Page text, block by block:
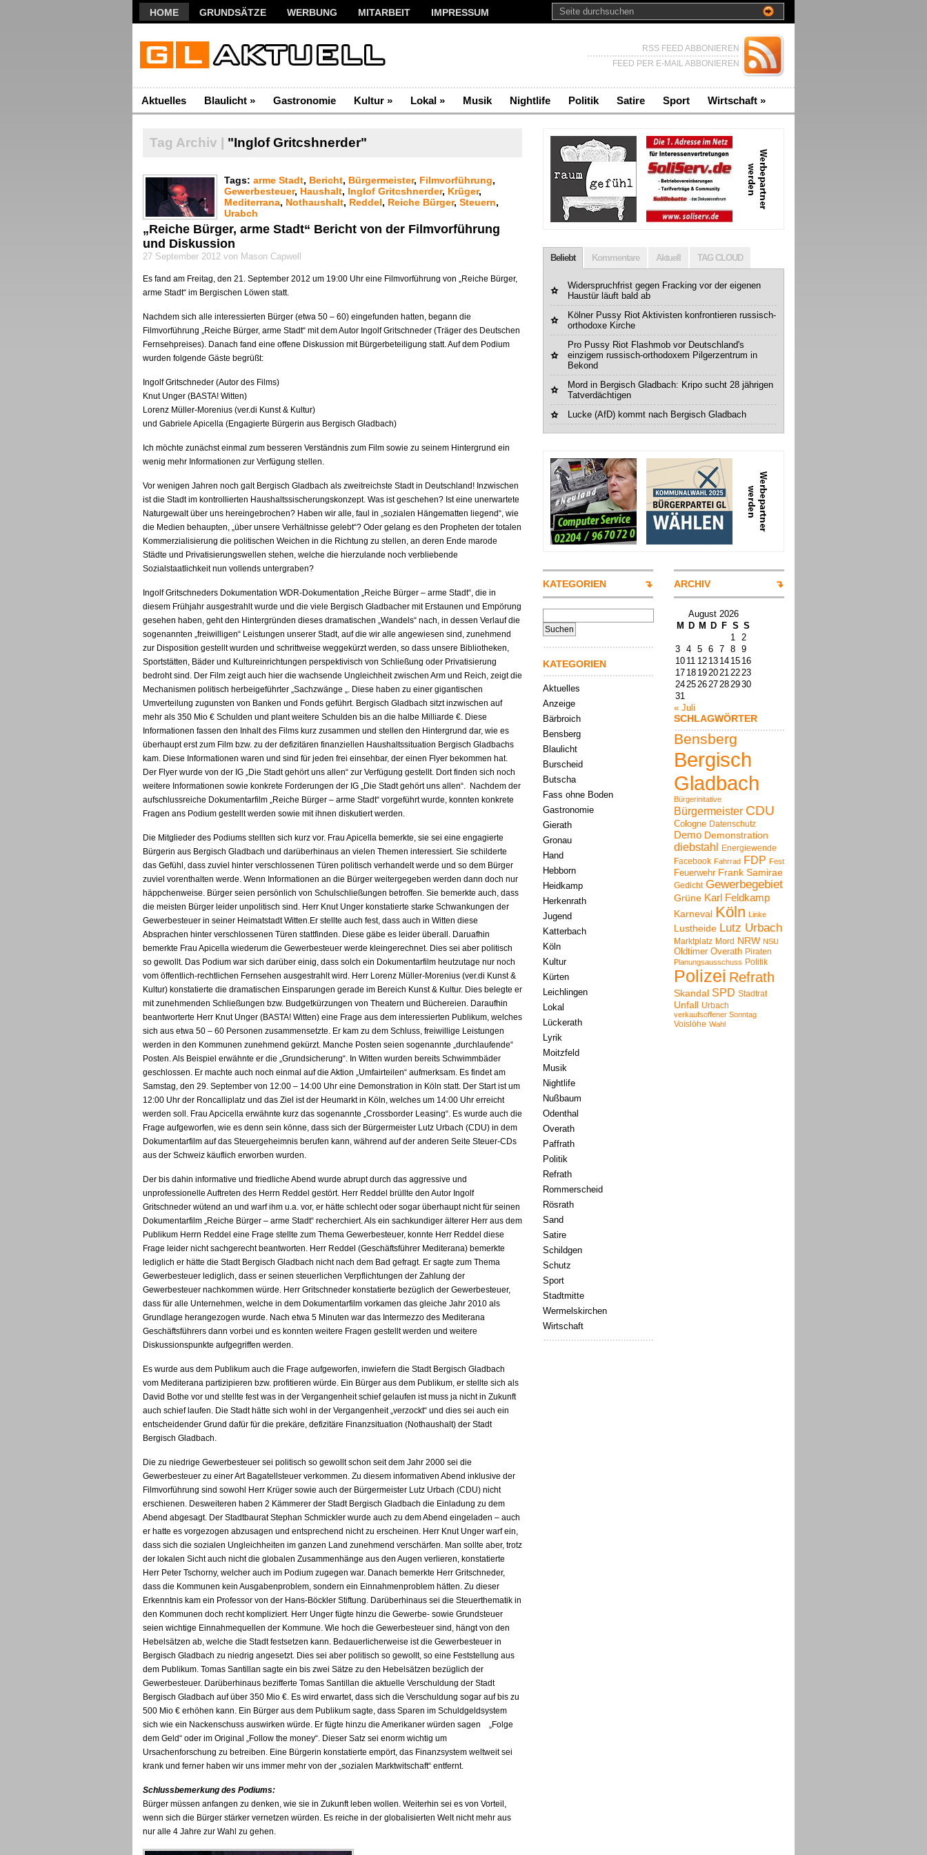
HOME GRUNDSÄTZE WERBUNG MITARBEIT IMPRESSUM
RSS FEED ABBONIEREN
FEED PER E-MAIL ABBONIEREN
Aktuelles Blaulicht » Gastronomie Kultur » Lokal » Musik Nightlife Politik Satire Sport Wirtschaft »
Tag Archiv | "Inglof Gritcshnerder"
Tags: arme Stadt, Bericht, Bürgermeister, Filmvorführung,
Gewerbesteuer, Haushalt, Inglof Gritcshnerder, Krüger,
Mediterrana, Nothaushalt, Reddel, Reiche Bürger, Steuern,
Urabch
„Reiche Bürger, arme Stadt“ Bericht von der Filmvorführung
und Diskussion
27 September 2012 von Mason Capwell
Es fand am Freitag, den 21. September 2012 um 19:00 Uhr eine Filmvorführung von „Reiche Bürger,
arme Stadt“ im Bergischen Löwen statt.
Nachdem sich alle interessierten Bürger (etwa 50 – 60) eingefunden hatten, begann die
Filmvorführung „Reiche Bürger, arme Stadt“ mit dem Autor Ingolf Gritschneder (Träger des Deutschen
Fernsehpreises). Danach fand eine offene Diskussion mit Bürgerbeteiligung statt. Auf dem Podium
wurden folgende Gäste begrüßt:
Ingolf Gritschneder (Autor des Films)
Knut Unger (BASTA! Witten)
Lorenz Müller-Morenius (ver.di Kunst & Kultur)
und Gabriele Apicella (Engagierte Bürgerin aus Bergisch Gladbach)
Ich möchte zunächst einmal zum besseren Verständnis zum Film sowie zu seinem Hintergrund ein
wenig mehr Informationen zur Verfügung stellen.
Vor wenigen Jahren noch galt Bergisch Gladbach als zweitreichste Stadt in Deutschland! Inzwischen
ist die Stadt im kontrollierten Haushaltssischerungskonzept. Was ist geschehen? Ist eine unerwartete
Naturgewalt über uns hereingebrochen? Haben wir alle, faul in „sozialen Hängematten liegend“, wie
die Medien behaupten, „über unsere Verhältnisse gelebt“? Oder gelang es den Propheten der totalen
Kommerzialisierung die politischen Weichen in die Richtung zu stellen, an deren Ende marode
Städte und Privatisierungswellen stehen, welche die hierzulande noch verbliebende
Sozialstaatlichkeit nun vollends untergraben?
Ingolf Gritschneders Dokumentation WDR-Dokumentation „Reiche Bürger – arme Stadt“, die in
diesem Frühjahr ausgestrahlt wurde und die viele Bergisch Gladbacher mit Erstaunen und Empörung
gesehen haben, geht den Hintergründen dieses dramatischen „Wandels“ nach, in dessen Verlauf die
sogenannten „freiwilligen“ Leistungen unserer Stadt, auf die wir alle angewiesen sind, zunehmend
zur Disposition gestellt wurden und schrittweise weggekürzt werden, so dass unsere Bibliotheken,
Sportstätten, Bäder und Kultureinrichtungen perspektivisch von Schließung oder Privatisierung
bedroht sind. Der Film zeigt auch hier die wachsende Ungleichheit zwischen Arm und Reich, zeigt die
Mechanismen politisch herbeigeführter „Sachzwänge „. Diese haben zu einer gigantischen
Umverteilung zugunsten von Banken und Fonds geführt. Bergisch Gladbach sitzt inzwischen auf
mehr als 350 Mio € Schulden und plant weitere Schulden bis an die halbe Milliarde €. Diese
Informationen fassen den Inhalt des Films kurz zusammen und stellen den Hintergrund dar, wie es
überhaupt erst zum Film bzw. zu der defizitären finanziellen Haushaltssituation Bergisch Gladbachs
kam. Diese Informationen waren und sind für jeden frei einsehbar, der einen Flyer bekommen hat.
Der Flyer wurde von der IG „Die Stadt gehört uns allen“ zur Verfügung gestellt. Dort finden sich noch
weitere Informationen sowie konkrete Forderungen der IG „Die Stadt gehört uns allen“. Nachdem der
aufschlussreiche Dokumentarfilm „Reiche Bürger – arme Stadt“ vorgeführt wurde, konnten konkrete
Fragen ans Podium gestellt werden sowie mit ihnen diskutiert werden.
Die Mitglieder des Podiums stellten sich kurz vor. Frau Apicella bemerkte, sie sei eine engagierte
Bürgerin aus Bergisch Gladbach und darüberhinaus an vielen Themen interessiert. Sie schilderte
das Gefühl, dass zuviel hinter verschlossenen Türen politisch verhandelt werde und so dem Bürger
zuviel vorenthalten werde. Wenn Informationen an die Bürger weitergegeben werden dann doch nur
häppchenweise. Bürger seien persönlich von Schulschließungen betroffen. Sie bemerkte auch, dass
die meisten Bürger leider unpolitisch sind. Herr Knut Unger konstatierte starke Schwankungen der
Gewerbesteuer in seiner Heimatstadt Witten.Er stellte auch fest, dass auch in Witten diese
Absprachen hinter verschlossenen Türen stattfinden. Diese gäbe es leider überall. Daruafhin
bemerkte Frau Apicella wiederum die Gewerbesteuer werde kleingerechnet. Dies sei aber politisch
so gewollt. Das Podium war sich darüber einig, dass solch ein Dokumentarfilm heutzutage nur noch
vom öffentlich-rechtlichen Fernsehen ausgestrahlt wird. Herr Lorenz Müller-Morenius (ver.di Kunst &
Kultur) konstatierte die dramatischen Einsparungen gerade im Bereich Kunst & Kultur. Dies belegte er
mit zunehmenden Schließungen bzw. Budgetkürzungen von Theatern und Büchereien. Daraufhin
beantworterte Herr Knut Unger (BASTA! Witten) eine Frage aus dem interessierten Publikum, welches
sich aus etwa 50 – 60 Personen zusammensetzte. Er kam zu dem Schluss, freiwillige Leistungen
werden in den Kommunen zunehmend gekürzt. Manche Posten seien sogenannte „durchlaufende“
Posten. Als Beispiel erwähnte er die „Grundsicherung“. In Witten wurden bereits Schwimmbäder
geschlossen. Er machte auch noch einmal auf die Aktion „Umfairteilen“ aufmerksam. Es findet am
Samstag, den 29. September von 12:00 – 14:00 Uhr eine Demonstration in Köln statt. Der Start ist um
12:00 Uhr der Roncalliplatz und das Ziel ist der Heumarkt in Köln, welches um 14:00 Uhr erreicht
werden soll. Frau Apcicella erwähnte kurz das sogenannte „Crossborder Leasing“. Es wurde auch die
Frage aufgeworfen, wie es denn sein könne, dass sich der Bürgermeister Lutz Urbach (CDU) in dem
Dokumentarfilm auf das Steuergeheimnis berufen kann, während auf der anderen Seite Steuer-CDs
aus der Schweiz käuflich erworben wurden.
Der bis dahin informative und friedliche Abend wurde abrupt durch das aggressive und
unprofessionelle Auftreten des Herrn Reddel gestört. Herr Reddel brüllte den Autor Ingolf
Gritschneder wütend an und warf ihm u.a. vor, er hätte schlecht oder sogar überhaupt nicht für seinen
Dokumentarfilm „Reiche Bürger – arme Stadt“ recherchiert. Als ein sachkundiger älterer Herr aus dem
Publikum Herrn Reddel eine Frage stellte zum Thema Gewerbesteuer, konnte Herr Reddel diese
Frage leider nicht sachgerecht beantworten. Herr Reddel (Geschäftsführer Mediterana) bemerkte
lediglich er hätte die Stadt Bergisch Gladbach nicht nach dem Bad gefragt. Er sagte zum Thema
Gewerbesteuer lediglich, dass er seinen steuerlichen Verpflichtungen der Zahlung der
Gewerbesteuer nachkommen würde. Herr Gritschneder konstatierte bezüglich der Gewerbesteuer,
dass für alle Unternehmen, welche in dem Dokumentarfilm vorkamen das gleiche Jahr 2010 als
Grundlage herangezogen wurde. Nach etwa 5 Minuten war das Intermezzo des Mediterana
Geschäftsführers dann vorbei und es konnten weitere Fragen gestellt werden und weitere
Diskussionspunkte aufgegriffen werden.
Es wurde aus dem Publikum auch die Frage aufgeworfen, inwiefern die Stadt Bergisch Gladbach
vom Mediterana partizipieren bzw. profitieren würde. Ein Bürger aus dem Publikum, er stellte sich als
David Bothe vor und stellte fest was in der Vergangenheit schief gelaufen ist muss ja nicht in Zukunft
auch schief laufen. Die Stadt hätte sich wohl in der Vergangenheit „verzockt“ und dies sei auch ein
entscheidender Grund dafür für die prekäre, defizitäre Finanzsituation (Nothaushalt) der Stadt
Bergisch Gladbach.
Die zu niedrige Gewerbesteuer sei politisch so gewollt schon seit dem Jahr 2000 sei die
Gewerbesteuer zu einer Art Bagatellsteuer verkommen. Zu diesem informativen Abend inklusive der
Filmvorführung sind sowohl Herr Krüger sowie auch der Bürgermeister Lutz Urbach (CDU) nicht
erschienen. Desweiteren haben 2 Kämmerer der Stadt Bergisch Gladbach die Einladung zu dem
Abend abgesagt. Der Stadtbaurat Stephan Schmickler wurde auch zu dem Abend eingeladen – auch
er hatte es vorgezogen abzusagen und entsprechend nicht zu erscheinen. Herr Knut Unger warf ein,
dass sich die sozialen Ungleichheiten im ganzen Land zunehmend verschärfen. Man sollte aber, trotz
der lokalen Sicht auch nicht die globalen Zusammenhänge aus den Augen verlieren, konstatierte
Herr Peter Tschorny, welcher auch im Podium zugegen war. Danach bemerkte Herr Gritschneder,
dass die Kommunen kein Ausgabenproblem, sondern ein Einnahmenproblem hätten. Zu dieser
Erkenntnis kam ein Professor von der Hans-Böckler Stiftung. Darüberhinaus sei die Steuerthematik in
den Kommunen doch recht kompliziert. Herr Unger fügte hinzu die Gewerbe- sowie Grundsteuer
seien wichtige Einnahmequellen der Kommune. Wie hoch die Gewerbesteuer sind, hängt von den
Hebelsätzen ab, welche die Stadt festsetzen kann. Bedauerlicherweise ist die Gewerbesteuer in
Bergisch Gladbach zu niedrig angesetzt. Dies sei aber politisch so gewollt, so eine Feststellung aus
dem Publikum. Tomas Santillan sagte ein bis zwei Sätze zu den Hebelsätzen bezüglich der
Gewerbesteuer. Darüberhinaus bezifferte Tomas Santillan die aktuelle Verschuldung der Stadt
Bergisch Gladbach auf über 350 Mio €. Es wird erwartet, dass sich die Verschuldung sogar auf bis zu
500 Mio € erhöhen kann. Ein Bürger aus dem Publikum sagte, dass Sparen im Schuldgeldsystem
sich wie ein Nackenschuss auswirken würde. Er fügte hinzu die Amerikaner würden sagen „Folge
dem Geld“ oder im Original „Follow the money“. Dieser Satz sei enorm wichtig um
Ursachenforschung zu betreiben. Eine Bürgerin konstatierte empört, das Finanzsystem weltweit sei
krank und ferner haben wir uns immer mehr von der „sozialen Marktwitschaft“ entfernt.
Schlussbemerkung des Podiums:
Bürger müssen anfangen zu denken, wie sie in Zukunft leben wollen. Weiterhin sei es von Vorteil,
wenn sich die Bürger stärker vernetzen würden. Es reiche in der globalisierten Welt nicht mehr aus
nur alle 4 Jahre zur Wahl zu gehen.
Beliebt Kommentare Aktuell TAG CLOUD
Widerspruchfrist gegen Fracking vor der eigenen
Haustür läuft bald ab
Kölner Pussy Riot Aktivisten konfrontieren russisch-
orthodoxe Kirche
Pro Pussy Riot Flashmob vor Deutschland's
einzigem russisch-orthodoxem Pilgerzentrum in
Bekond
Mord in Bergisch Gladbach: Kripo sucht 28 jährigen
Tatverdächtigen
Lucke (AfD) kommt nach Bergisch Gladbach
KATEGORIEN
nach:
KATEGORIEN
Aktuelles
Anzeige
Bärbroich
Bensberg
Blaulicht
Burscheid
Butscha
Fass ohne Boden
Gastronomie
Gierath
Gronau
Hand
Hebborn
Heidkamp
Herkenrath
Jugend
Katterbach
Köln
Kultur
Kürten
Leichlingen
Lokal
Lückerath
Lyrik
Moitzfeld
Musik
Nightlife
Nußbaum
Odenthal
Overath
Paffrath
Politik
Refrath
Rommerscheid
Rösrath
Sand
Satire
Schildgen
Schutz
Sport
Stadtmitte
Wermelskirchen
Wirtschaft
ARCHIV
August 2026
M
D M D F S S
1 2
3 4 5 6 7 8 9
10 11 12 13 14 15 16
17 18 1920212223
24252627282930
31
« Juli
SCHLAGWÖRTER
Bensberg
Bergisch
Gladbach
Bürgerinitative
Bürgermeister CDU
Cologne Datenschutz
Demo Demonstration
diebstahl Energiewende
Facebook Fahrrad FDP Fest
Feuerwehr Frank Samirae
Gedicht Gewerbegebiet
Grüne Karl Feldkamp
Karneval Köln Linke
Lustheide Lutz Urbach
Marktplatz Mord NRW NSU
Oldtimer Overath Piraten
Planungsausschuss Politik
Polizei Refrath
Skandal SPD Stadtrat
Unfall Urbach
verkaufsoffener Sonntag
Voislöhe Wahl